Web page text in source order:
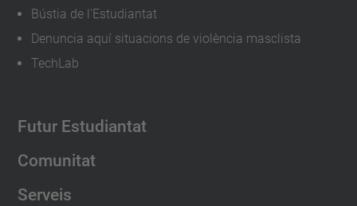
Bústia de l'Estudiantat
Denuncia aquí situacions de violència masclista
TechLab
Futur Estudiantat
Comunitat
Serveis